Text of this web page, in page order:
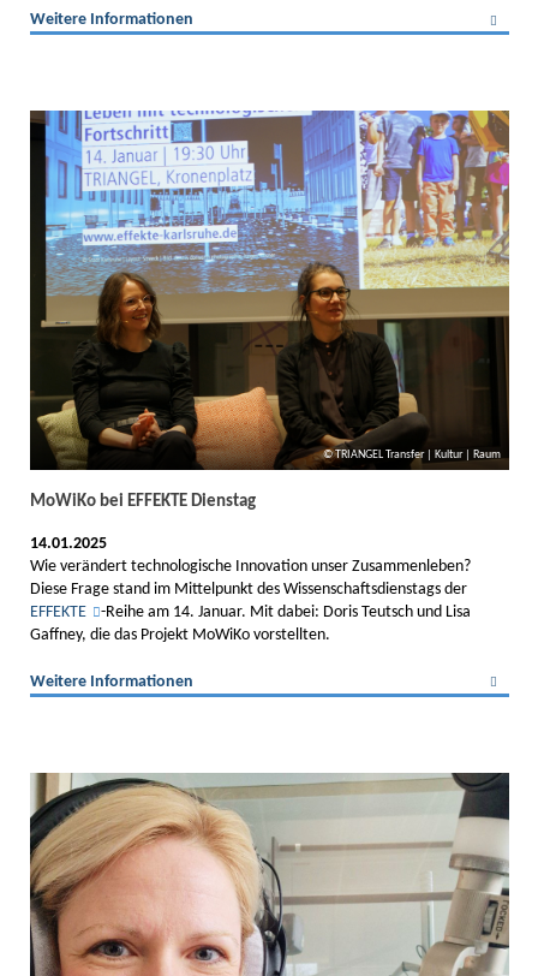
Weitere Informationen
TRIANGEL Transfer | Kultur | Raum
MoWiKo bei EFFEKTE Dienstag
14.01.2025
Wie verändert technologische Innovation unser Zusammenleben?
Diese Frage stand im Mittelpunkt des Wissenschaftsdienstags der
EFFEKTE
-Reihe am 14. Januar. Mit dabei: Doris Teutsch und Lisa
Gaffney, die das Projekt MoWiKo vorstellten.
Weitere Informationen